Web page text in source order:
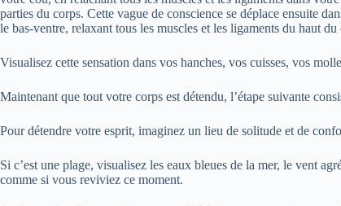
parties du corps. Cette vague de conscience se déplace ensuite
le bas-ventre, relaxant tous les muscles et les ligaments du haut du
Visualisez cette sensation dans vos hanches, vos cuisses, vos
Maintenant que tout votre corps est détendu, l’étape suivante
Pour détendre votre esprit, imaginez un lieu de solitude et de
Si c’est une plage, visualisez les eaux bleues de la mer, le vent
comme si vous reviviez ce moment.